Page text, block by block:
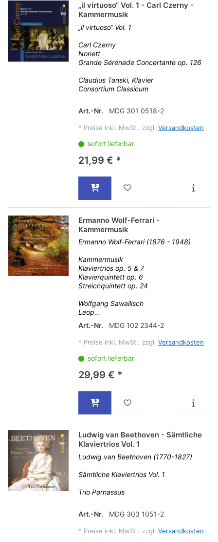
„il virtuoso“ Vol. 1 - Carl Czerny -
Kammermusik
„il virtuoso“ Vol. 1
Carl Czerny
Nonett
Grande Sérénade Concertante op. 126
Claudius Tanski, Klavier
Consortium Classicum
Art.-Nr. MDG 301 0518-2
* Preise inkl. MwSt., zzgl. Versandkosten
sofort lieferbar
21,99 € *
Ermanno Wolf-Ferrari -
Kammermusik
Ermanno Wolf-Ferrari (1876 - 1948)
Kammermusik
Klaviertrios op. 5 & 7
Klavierquintett op. 6
Streichquintett op. 24
Wolfgang Sawallisch
Leop...
Art.-Nr.
MDG 102 2344-2
* Preise inkl. MwSt., zzgl. Versandkosten
sofort lieferbar
29,99 € *
Ludwig van Beethoven - Sämtliche
Klaviertrios Vol. 1
Ludwig van Beethoven (1770-1827)
Sämtliche Klaviertrios Vol. 1
Trio Parnassus
Art.-Nr. MDG 303 1051-2
* Preise inkl. MwSt., zzgl. Versandkosten